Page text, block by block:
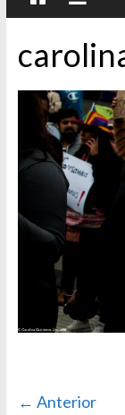
← Anterior